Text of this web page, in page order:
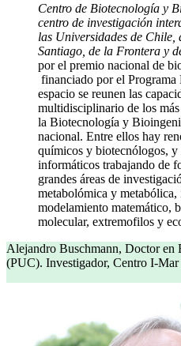
Centro de Biotecnología y
centro de investigación
las Universidades de Chile,
Santiago, de la Frontera y
por el premio nacional de
financiado por el
espacio se reunen las
multidisciplinario de los
la Biotecnología y
nacional. Entre ellos hay
químicos y biotecnólogos, y
informáticos trabajando de
grandes áreas de
metabolómica y
modelamiento matemático,
molecular, extremofilos y
Alejandro Buschmann, Doctor
(PUC). Investigador, Centro I-